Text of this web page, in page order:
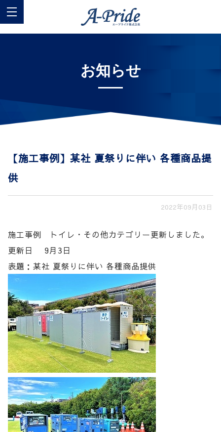
お知らせ
【施工事例】某社 夏祭りに伴い 各種商品提
供
2022年09月03日
施工事例 トイレ・その他カテゴリー更新しました。
更新日 9月3日
表題：某社 夏祭りに伴い 各種商品提供